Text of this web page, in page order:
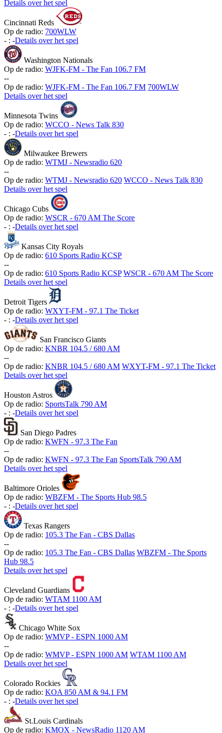
Details over het spel
Cincinnati Reds
Op de radio: 700WLW
- : -Details over het spel
Washington Nationals
Op de radio: WJFK-FM - The Fan 106.7 FM
--
Op de radio: WJFK-FM - The Fan 106.7 FM 700WLW
Details over het spel
Minnesota Twins
Op de radio: WCCO - News Talk 830
- : -Details over het spel
Milwaukee Brewers
Op de radio: WTMJ - Newsradio 620
--
Op de radio: WTMJ - Newsradio 620 WCCO - News Talk 830
Details over het spel
Chicago Cubs
Op de radio: WSCR - 670 AM The Score
- : -Details over het spel
Kansas City Royals
Op de radio: 610 Sports Radio KCSP
--
Op de radio: 610 Sports Radio KCSP WSCR - 670 AM The Score
Details over het spel
Detroit Tigers
Op de radio: WXYT-FM - 97.1 The Ticket
- : -Details over het spel
San Francisco Giants
Op de radio: KNBR 104.5 / 680 AM
--
Op de radio: KNBR 104.5 / 680 AM WXYT-FM - 97.1 The Ticket
Details over het spel
Houston Astros
Op de radio: SportsTalk 790 AM
- : -Details over het spel
San Diego Padres
Op de radio: KWFN - 97.3 The Fan
--
Op de radio: KWFN - 97.3 The Fan SportsTalk 790 AM
Details over het spel
Baltimore Orioles
Op de radio: WBZFM - The Sports Hub 98.5
- : -Details over het spel
Texas Rangers
Op de radio: 105.3 The Fan - CBS Dallas
--
Op de radio: 105.3 The Fan - CBS Dallas WBZFM - The Sports
Hub 98.5
Details over het spel
Cleveland Guardians
Op de radio: WTAM 1100 AM
- : -Details over het spel
Chicago White Sox
Op de radio: WMVP - ESPN 1000 AM
--
Op de radio: WMVP - ESPN 1000 AM WTAM 1100 AM
Details over het spel
Colorado Rockies
Op de radio: KOA 850 AM & 94.1 FM
- : -Details over het spel
St.Louis Cardinals
Op de radio: KMOX - NewsRadio 1120 AM